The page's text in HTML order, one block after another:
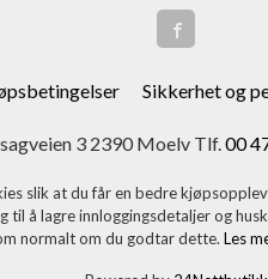
Sikkerhet og
3 2390 Moelv Tlf.00
slik at du får en bedre
til å lagre innloggingsdetaljer og
normalt om du godtar dette. Les